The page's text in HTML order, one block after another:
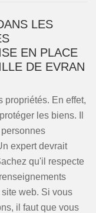
LES
EN PLACE
DE EVRAN
propriétés. En effet,
les biens. Il
expert devrait
qu'il respecte
web. Si vous
il faut que vous